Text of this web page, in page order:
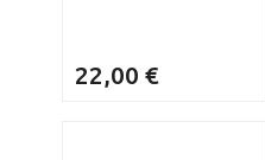
22,00 €